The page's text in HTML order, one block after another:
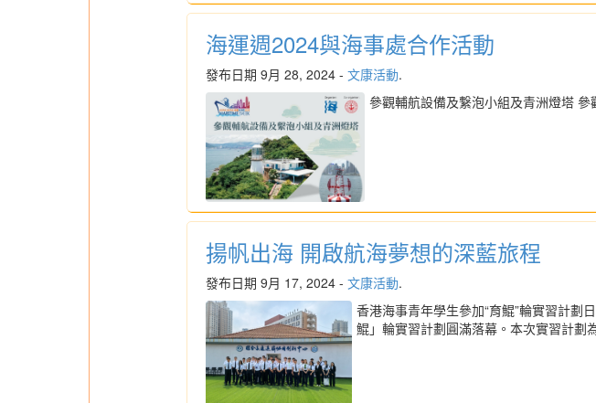
海運週2024與海事處合作活動
發布日期 9月 28, 2024 - 文康活動.
參觀輔航設備及繋泡小組及青洲燈塔
揚帆出海 開啟航海夢想的深藍旅程
發布日期 9月 17, 2024 - 文康活動.
香港海事青年學生參加“育鯤”輪實習計劃
鯤」輪實習計劃圓滿落幕。本次實習計劃